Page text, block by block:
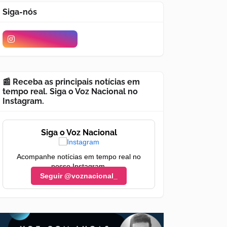
Siga-nós
📰 Receba as principais notícias em
tempo real. Siga o Voz Nacional no
Instagram.
Siga o Voz Nacional
Acompanhe notícias em tempo real no
nosso Instagram.
Seguir @voznacional_